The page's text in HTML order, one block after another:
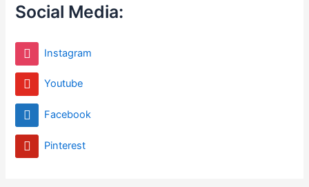
Social Media:
Instagram
Youtube
Facebook
Pinterest